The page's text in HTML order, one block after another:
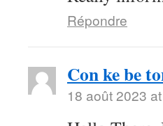
Répondre
Con ke be
18 août 2023